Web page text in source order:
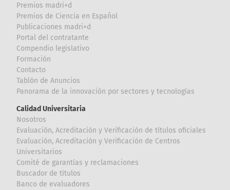
Premios madri+d
Premios de Ciencia en Español
Publicaciones madri+d
Portal del contratante
Compendio legislativo
Formación
Contacto
Tablón de Anuncios
Panorama de la innovación por sectores y tecnologías
Calidad Universitaria
Nosotros
Evaluación, Acreditación y Verificación de títulos oficiales
Evaluación, Acreditación y Verificación de Centros
Universitarios
Comité de garantías y reclamaciones
Buscador de títulos
Banco de evaluadores